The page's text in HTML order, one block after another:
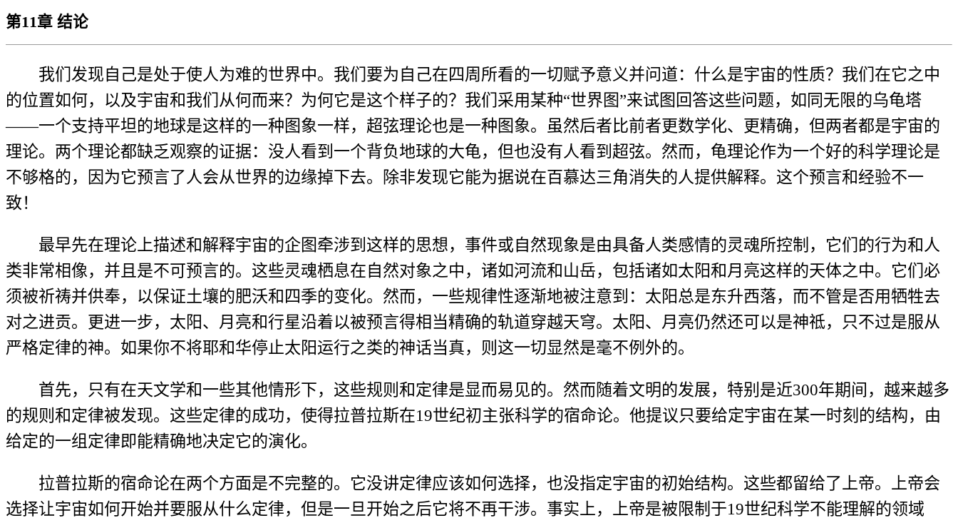
第11章 结论
我们发现自己是处于使人为难的世界中。我们要为自己在四周所看的一切赋予意义并问道：什么是宇宙的性质？我们在它之中
的位置如何，以及宇宙和我们从何而来？为何它是这个样子的？我们采用某种“世界图”来试图回答这些问题，如同无限的乌龟塔
——一个支持平坦的地球是这样的一种图象一样，超弦理论也是一种图象。虽然后者比前者更数学化、更精确，但两者都是宇宙的
理论。两个理论都缺乏观察的证据：没人看到一个背负地球的大龟，但也没有人看到超弦。然而，龟理论作为一个好的科学理论是
不够格的，因为它预言了人会从世界的边缘掉下去。除非发现它能为据说在百慕达三角消失的人提供解释。这个预言和经验不一
致！
最早先在理论上描述和解释宇宙的企图牵涉到这样的思想，事件或自然现象是由具备人类感情的灵魂所控制，它们的行为和人
类非常相像，并且是不可预言的。这些灵魂栖息在自然对象之中，诸如河流和山岳，包括诸如太阳和月亮这样的天体之中。它们必
须被祈祷并供奉，以保证土壤的肥沃和四季的变化。然而，一些规律性逐渐地被注意到：太阳总是东升西落，而不管是否用牺牲去
对之进贡。更进一步，太阳、月亮和行星沿着以被预言得相当精确的轨道穿越天穹。太阳、月亮仍然还可以是神祗，只不过是服从
严格定律的神。如果你不将耶和华停止太阳运行之类的神话当真，则这一切显然是毫不例外的。
首先，只有在天文学和一些其他情形下，这些规则和定律是显而易见的。然而随着文明的发展，特别是近300年期间，越来越多
的规则和定律被发现。这些定律的成功，使得拉普拉斯在19世纪初主张科学的宿命论。他提议只要给定宇宙在某一时刻的结构，由
给定的一组定律即能精确地决定它的演化。
拉普拉斯的宿命论在两个方面是不完整的。它没讲定律应该如何选择，也没指定宇宙的初始结构。这些都留给了上帝。上帝会
选择让宇宙如何开始并要服从什么定律，但是一旦开始之后它将不再干涉。事实上，上帝是被限制于19世纪科学不能理解的领域